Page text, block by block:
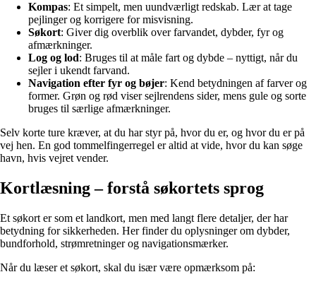
Kompas: Et simpelt, men uundværligt redskab. Lær at tage
pejlinger og korrigere for misvisning.
Søkort: Giver dig overblik over farvandet, dybder, fyr og
afmærkninger.
Log og lod: Bruges til at måle fart og dybde – nyttigt, når du
sejler i ukendt farvand.
Navigation efter fyr og bøjer: Kend betydningen af farver og
former. Grøn og rød viser sejlrendens sider, mens gule og sorte
bruges til særlige afmærkninger.
Selv korte ture kræver, at du har styr på, hvor du er, og hvor du er på
vej hen. En god tommelfingerregel er altid at vide, hvor du kan søge
havn, hvis vejret vender.
Kortlæsning – forstå søkortets sprog
Et søkort er som et landkort, men med langt flere detaljer, der har
betydning for sikkerheden. Her finder du oplysninger om dybder,
bundforhold, strømretninger og navigationsmærker.
Når du læser et søkort, skal du især være opmærksom på: